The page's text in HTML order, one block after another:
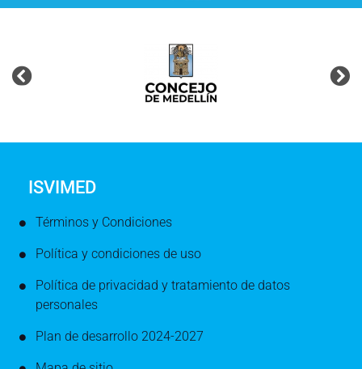
ISVIMED
Términos y Condiciones
Política y condiciones de uso
Política de privacidad y tratamiento de datos
personales
Plan de desarrollo 2024-2027